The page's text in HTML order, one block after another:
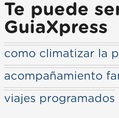
Te puede
GuiaXpress
como climatizar la
acompañamiento
viajes programados